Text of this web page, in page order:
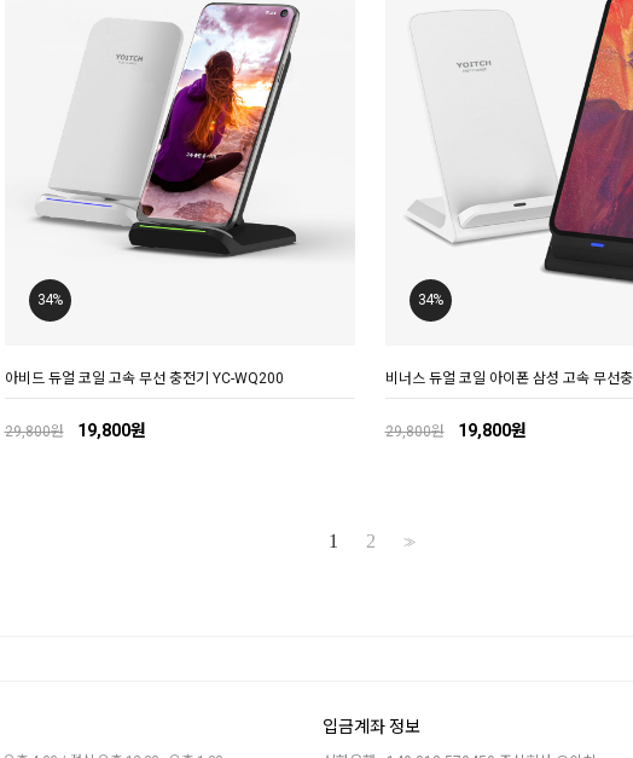
34%
아비드 듀얼 코일 고속 무선 충전기 YC-WQ200
29,800원 19,800원
34%
비너스 듀얼 코일 아이폰 삼성 고속 무선
29,800원 19,800원
1 2 >>
입금계좌 정보